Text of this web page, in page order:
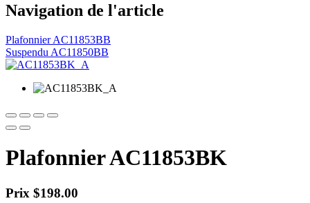
Navigation de l'article
Plafonnier AC11853BB
Suspendu AC11850BB
Plafonnier AC11853BK
Prix $198.00